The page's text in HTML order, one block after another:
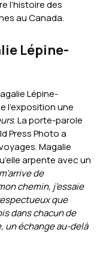
l’histoire des
au Canada.
Lépine-
Lépine-
l’exposition une
. La porte-parole
Press Photo a
Magalie
arpente avec un
de
chemin, j’essaie
que
dans chacun de
un échange au-delà